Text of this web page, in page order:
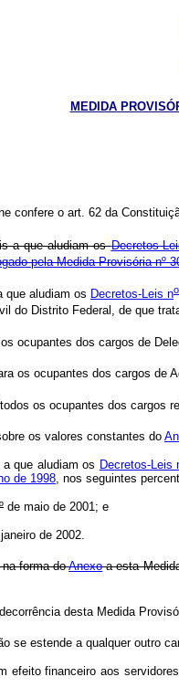
MEDIDA
confere o art. 62 da
a que aludiam osDecretos-
pela Medida Provisória nº
que aludiam os Decretos-Leis n
do Distrito Federal, de que
ocupantes dos cargos de
os ocupantes dos cargos de
os ocupantes dos cargos
os valores constantes do
que aludiam os Decretos-Leis
de 1998 , nos seguintes
º de maio de 2001; e
de 2002.
forma doAnexoa esta
desta Medida
se estende a qualquer outro
financeiro aos